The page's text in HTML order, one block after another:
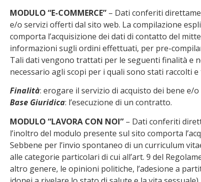
MODULO “E-COMMERCE” – Dati conferiti
e/o servizi offerti dal sito web. La compilazione
comporta l’acquisizione dei dati di contatto del
informazioni sugli ordini effettuati, per pre-
Tali dati vengono trattati per le seguenti finalità e
necessario agli scopi per i quali sono stati raccolti
Finalità: erogare il servizio di acquisto dei bene e/
Base Giuridica: l’esecuzione di un contratto.
MODULO “LAVORA CON NOI” – Dati conferiti
l’inoltro del modulo presente sul sito comporta
Sebbene per l’invio spontaneo di un curriculum
alle categorie particolari di cui all’art. 9 del
altro genere, le opinioni politiche, l’adesione a